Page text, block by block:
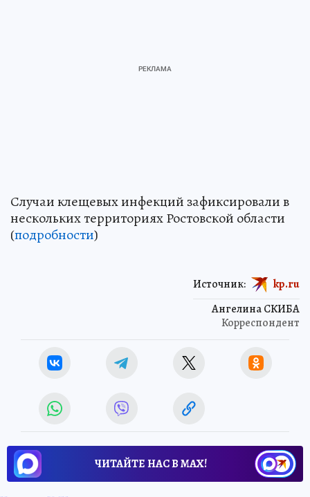
Случаи клещевых инфекций зафиксировали в
нескольких территориях Ростовской области
(подробности)
Ангелина СКИБА
Корреспондент
Источник: kp.ru
ЧИТАЙТЕ НАС В МАХ!